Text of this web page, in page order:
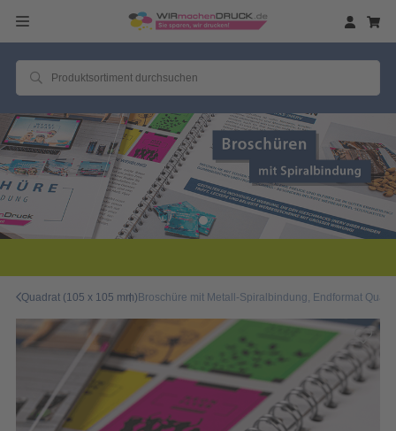
Quadrat (105 x 105 mm)Broschüre mit Metall-Spiralbindung, Endformat